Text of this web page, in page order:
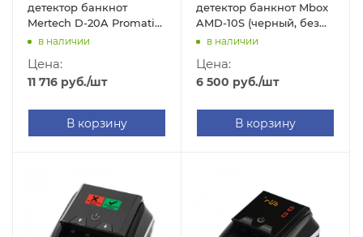
детектор банкнот
Mertech D-20A Promatic
(TFT RUB, с АКБ)
в наличии
Цена:
11 716 руб./шт
В корзину
детектор банкнот Mbox
AMD-10S (черный, без
АКБ)
в наличии
Цена:
6 500 руб./шт
В корзину